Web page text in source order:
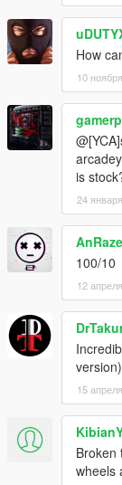
How
10
is
24
100/10
12
15
Broken
wheels